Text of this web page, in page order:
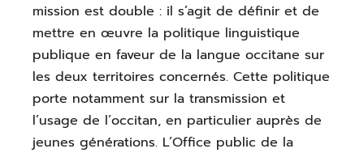
mission est double : il s’agit de définir et de
mettre en œuvre la politique linguistique
publique en faveur de la langue occitane sur
les deux territoires concernés. Cette politique
porte notamment sur la transmission et
l’usage de l’occitan, en particulier auprès de
jeunes générations. L’Office public de la